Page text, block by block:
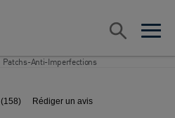
open
open
Patchs-Anti-Imperfections
Lire
(158) Rédiger un avis